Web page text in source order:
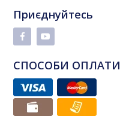
Приєднуйтесь
СПОСОБИ ОПЛАТИ